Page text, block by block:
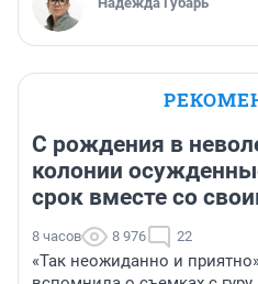
С рождения в
колонии
срок вместе со
8 часов 8 976 22
«Так неожиданно и